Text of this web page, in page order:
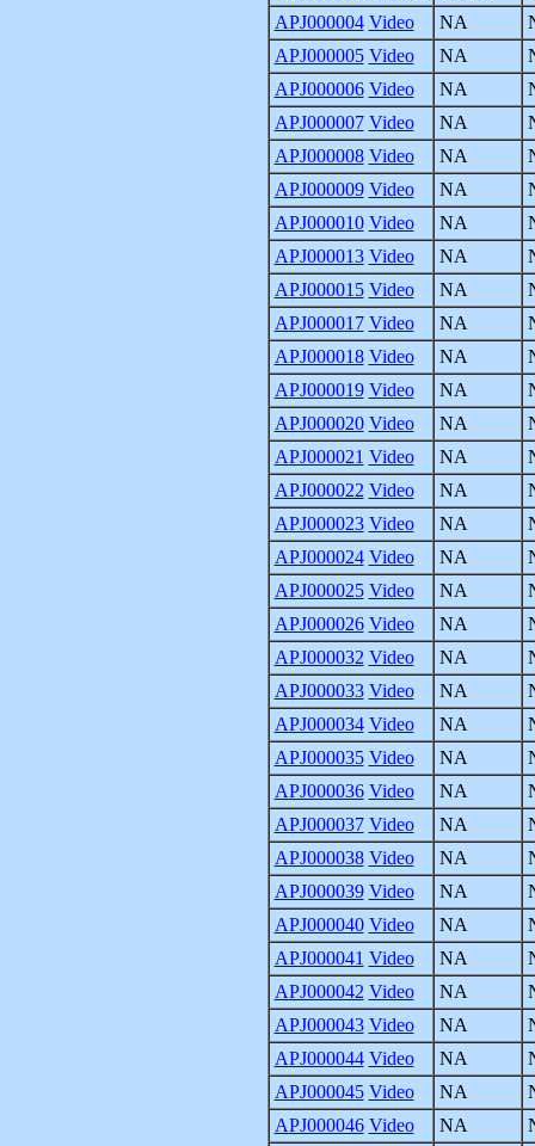
APJ000004 Video NA
APJ000005 Video NA
APJ000006 Video NA
APJ000007 Video NA
APJ000008 Video NA
APJ000009 Video NA
APJ000010 Video NA
APJ000013 Video NA
APJ000015 Video NA
APJ000017 Video NA
APJ000018 Video NA
APJ000019 Video NA
APJ000020 Video NA
APJ000021 Video NA
APJ000022 Video NA
APJ000023 Video NA
APJ000024 Video NA
APJ000025 Video NA
APJ000026 Video NA
APJ000032 Video NA
APJ000033 Video NA
APJ000034 Video NA
APJ000035 Video NA
APJ000036 Video NA
APJ000037 Video NA
APJ000038 Video NA
APJ000039 Video NA
APJ000040 Video NA
APJ000041 Video NA
APJ000042 Video NA
APJ000043 Video NA
APJ000044 Video NA
APJ000045 Video NA
APJ000046 Video NA